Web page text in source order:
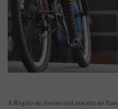
A Região de Aveiro está inscrita no